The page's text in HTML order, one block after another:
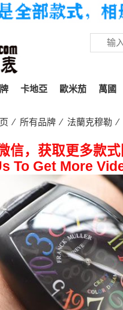
卡地亞 歐米茄 萬國
⁄ 所有品牌 ⁄ 法蘭克穆勒 ⁄
信，获取更多款式
To Get More